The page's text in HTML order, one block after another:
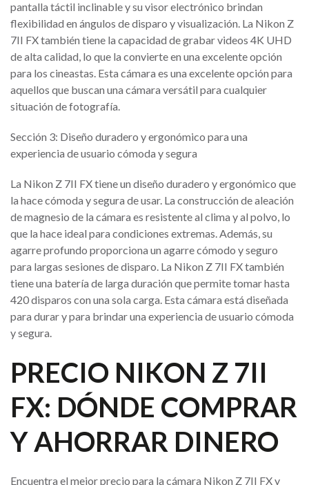
pantalla táctil inclinable y su visor electrónico brindan
flexibilidad en ángulos de disparo y visualización. La Nikon Z
7II FX también tiene la capacidad de grabar videos 4K UHD
de alta calidad, lo que la convierte en una excelente opción
para los cineastas. Esta cámara es una excelente opción para
aquellos que buscan una cámara versátil para cualquier
situación de fotografía.
Sección 3: Diseño duradero y ergonómico para una
experiencia de usuario cómoda y segura
La Nikon Z 7II FX tiene un diseño duradero y ergonómico que
la hace cómoda y segura de usar. La construcción de aleación
de magnesio de la cámara es resistente al clima y al polvo, lo
que la hace ideal para condiciones extremas. Además, su
agarre profundo proporciona un agarre cómodo y seguro
para largas sesiones de disparo. La Nikon Z 7II FX también
tiene una batería de larga duración que permite tomar hasta
420 disparos con una sola carga. Esta cámara está diseñada
para durar y para brindar una experiencia de usuario cómoda
y segura.
PRECIO NIKON Z 7II
FX: DÓNDE COMPRAR
Y AHORRAR DINERO
Encuentra el mejor precio para la cámara Nikon Z 7II FX y